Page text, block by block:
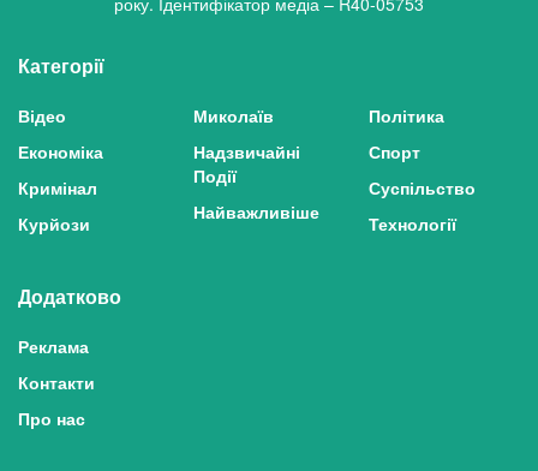
Категорії
Відео
Економіка
Кримінал
Курйози
Миколаїв
Надзвичайні
Події
Найважливіше
Політика
Спорт
Суспільство
Технології
Додатково
Реклама
Контакти
Про нас